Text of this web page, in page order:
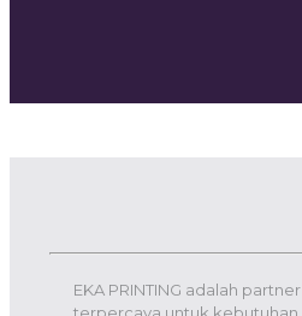
EKA PRINTING adalah partner